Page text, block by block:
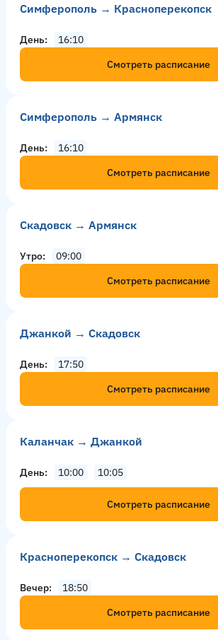
Симферополь → Красноперекопск
День
16:10
Смотреть расписание
Симферополь → Армянск
День
16:10
Смотреть расписание
Скадовск → Армянск
Утро
09:00
Смотреть расписание
Джанкой → Скадовск
День
17:50
Смотреть расписание
Каланчак → Джанкой
День 10:00 10:05
Смотреть расписание
Красноперекопск → Скадовск
Вечер
18:50
Смотреть расписание